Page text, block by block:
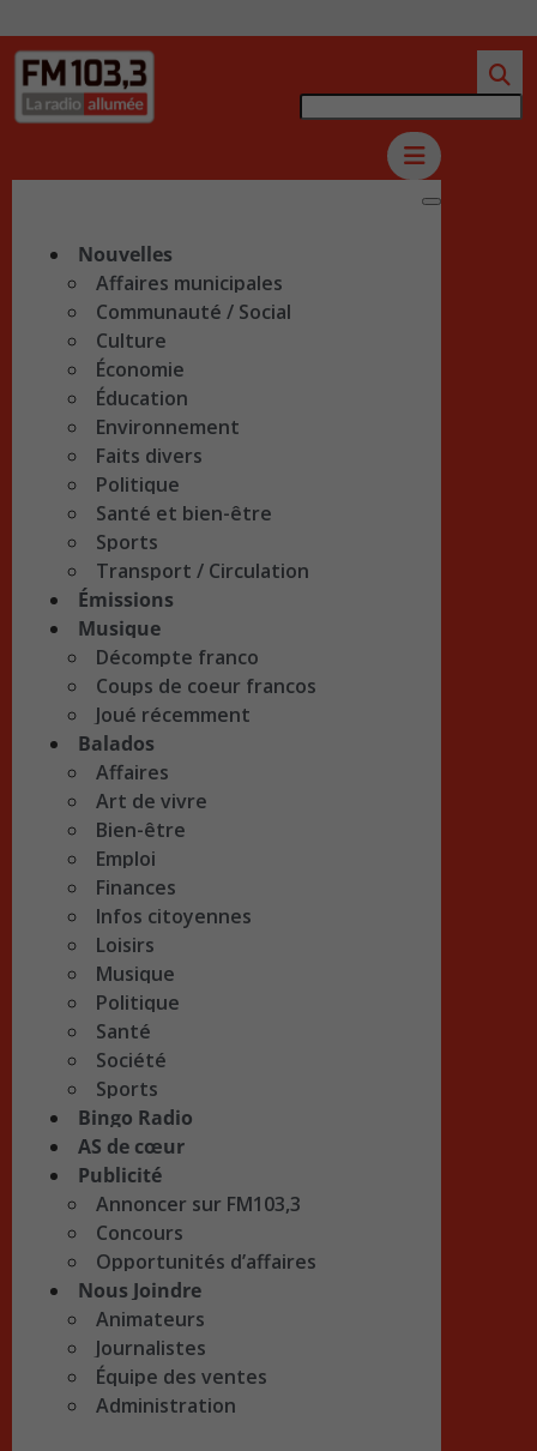
Nouvelles
Affaires municipales
Communauté / Social
Culture
Économie
Éducation
Environnement
Faits divers
Politique
Santé et bien-être
Sports
Transport / Circulation
Émissions
Musique
Décompte franco
Coups de coeur francos
Joué récemment
Balados
Affaires
Art de vivre
Bien-être
Emploi
Finances
Infos citoyennes
Loisirs
Musique
Politique
Santé
Société
Sports
Bingo Radio
AS de cœur
Publicité
Annoncer sur FM103,3
Concours
Opportunités d’affaires
Nous Joindre
Animateurs
Journalistes
Équipe des ventes
Administration